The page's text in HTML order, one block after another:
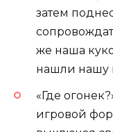
затем
же наша
нашли нашу
«Где
игровой